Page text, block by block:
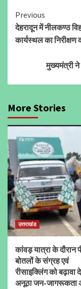
Continue
Reading
Previous
देहरादून में नीलकण्ठ
कार्यस्थल का
मुख्यमंत्री ने
More Stories
उत्तराखंड
कांवड़ यात्रा के दौरान
बोतलों के संग्रह एवं
रीसाइक्लिंग को बढ़ावा
अनूठा जन-जागरूकता